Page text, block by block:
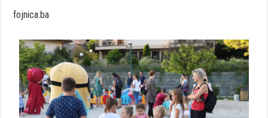
fojnica.ba